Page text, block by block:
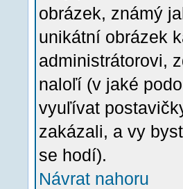
obrázek, známý
unikátní obrázek
administrátorovi,
naloľí (v jaké
vyuľívat
zakázali, a vy
se hodí).
Návrat nahoru